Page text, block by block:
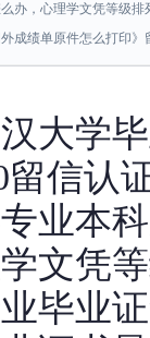
办，心理学文凭等级
成绩单原件怎么打印》
大学
留信认
业本
文凭
毕业